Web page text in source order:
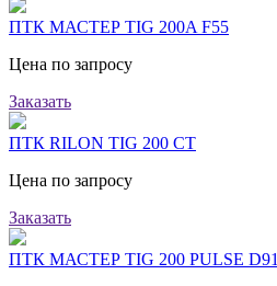
ПТК МАСТЕР TIG 200A F55
Цена по запросу
Заказать
ПТК RILON TIG 200 CT
Цена по запросу
Заказать
ПТК МАСТЕР TIG 200 PULSE D91